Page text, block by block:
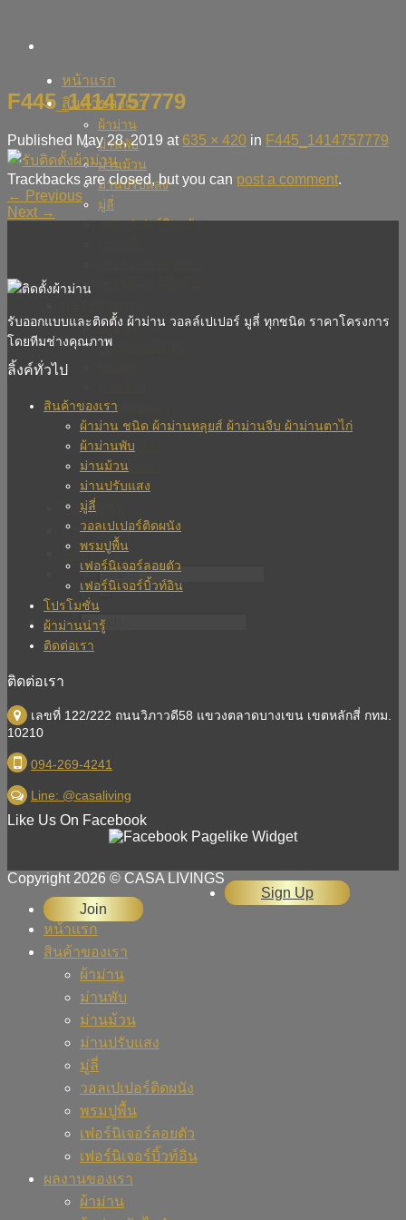
content
หน้าแรก
สินค้าของเรา
ผ้าม่าน
ม่านพับ
ม่านม้วน
ม่านปรับแสง
มู่ลี่
วอลเปเปอร์ติดผนัง
ผ้าม่าน
ผ้าม่านกันไรฝุ่น
ม่านปรับแสง
มู่ลี่
วอลเปเปอร์
เฟอร์นิเจอร์
บิวท์อิน
โปรโมชั่น
ผ้าม่านน่ารู้
ติดต่อเรา
F445_1414757779
Published May 28, 2019 at 635 × 420 in F445_1414757779
Trackbacks are closed, but you can post a comment.
← Previous
Next →
รับออกแบบและติดตั้ง ผ้าม่าน วอลล์เปเปอร์ มูลี่ ทุกชนิด ราคาโครงการ
โดยทีมช่างคุณภาพ
ลิ้งค์ทั่วไป
สินค้าของเรา
ผ้าม่าน ชนิด ผ้าม่านหลุยส์ ผ้าม่านจีบ ผ้าม่านตาไก่
ผ้าม่านพับ
ม่านม้วน
ม่านปรับแสง
มู่ลี่
วอลเปเปอร์ติดผนัง
พรมปูพื้น
เฟอร์นิเจอร์ลอยตัว
เฟอร์นิเจอร์บิ้วท์อิน
โปรโมชั่น
ผ้าม่านน่ารู้
ติดต่อเรา
ติดต่อเรา
เลขที่ 122/222 ถนนวิภาวดี58 แขวงตลาดบางเขน เขตหลักสี่ กทม.
10210
094-269-4241
Line: @casaliving
Like Us On Facebook
Copyright 2026 © CASA LIVINGS
Sign Up
Join
หน้าแรก
สินค้าของเรา
ผ้าม่าน
ม่านพับ
ม่านม้วน
ม่านปรับแสง
มู่ลี่
วอลเปเปอร์ติดผนัง
พรมปูพื้น
เฟอร์นิเจอร์ลอยตัว
เฟอร์นิเจอร์บิ้วท์อิน
ผลงานของเรา
ผ้าม่าน